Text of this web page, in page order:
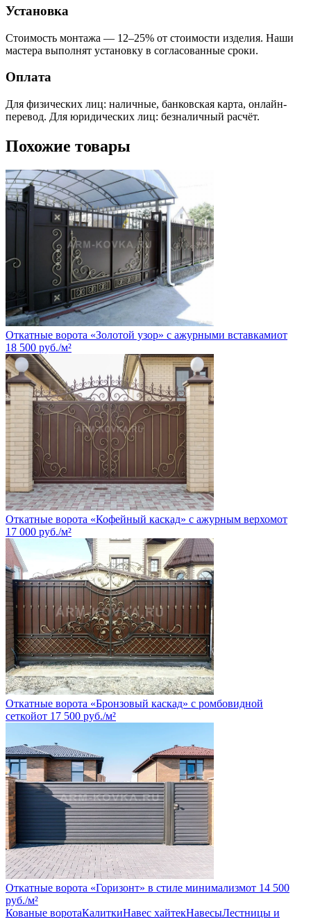
Установка
Стоимость монтажа — 12–25% от стоимости изделия. Наши
мастера выполнят установку в согласованные сроки.
Оплата
Для физических лиц: наличные, банковская карта, онлайн-
перевод. Для юридических лиц: безналичный расчёт.
Похожие товары
Откатные ворота «Золотой узор» с ажурными вставкамиот
18 500 руб./м²
Откатные ворота «Кофейный каскад» с ажурным верхомот
17 000 руб./м²
Откатные ворота «Бронзовый каскад» с ромбовидной
сеткойот 17 500 руб./м²
Откатные ворота «Горизонт» в стиле минимализмот 14 500
руб./м²
Кованые воротаКалиткиНавес хайтекНавесыЛестницы и